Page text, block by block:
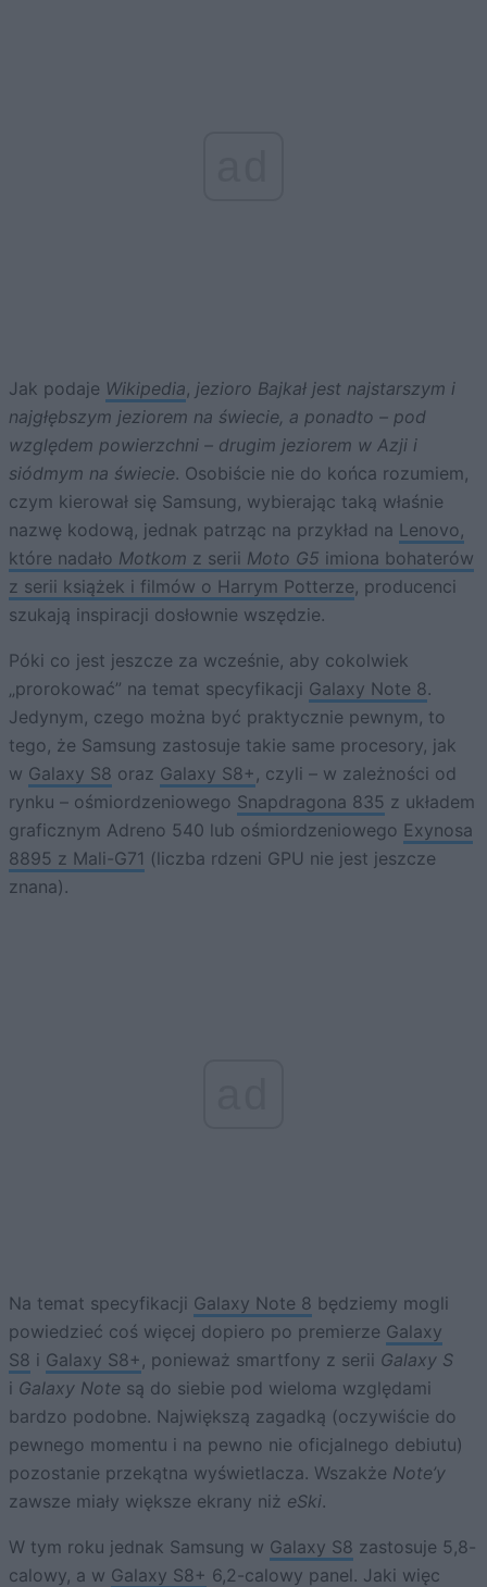
Jak podaje Wikipedia, jezioro Bajkał jest najstarszym i
najgłębszym jeziorem na świecie, a ponadto – pod
względem powierzchni – drugim jeziorem w Azji i
siódmym na świecie. Osobiście nie do końca rozumiem,
czym kierował się Samsung, wybierając taką właśnie
nazwę kodową, jednak patrząc na przykład na Lenovo,
które nadało Motkom z serii Moto G5 imiona bohaterów
z serii książek i filmów o Harrym Potterze, producenci
szukają inspiracji dosłownie wszędzie.
Póki co jest jeszcze za wcześnie, aby cokolwiek
„prorokować” na temat specyfikacji Galaxy Note 8.
Jedynym, czego można być praktycznie pewnym, to
tego, że Samsung zastosuje takie same procesory, jak
w Galaxy S8 oraz Galaxy S8+ , czyli – w zależności od
rynku – ośmiordzeniowego Snapdragona 835 z układem
graficznym Adreno 540 lub ośmiordzeniowego Exynosa
8895 z Mali-G71 (liczba rdzeni GPU nie jest jeszcze
znana).
Na temat specyfikacji Galaxy Note 8 będziemy mogli
powiedzieć coś więcej dopiero po premierze Galaxy
S8 i Galaxy S8+ , ponieważ smartfony z serii Galaxy S
i Galaxy Note są do siebie pod wieloma względami
bardzo podobne. Największą zagadką (oczywiście do
pewnego momentu i na pewno nie oficjalnego debiutu)
pozostanie przekątna wyświetlacza. Wszakże Note’y
zawsze miały większe ekrany niż eSki.
W tym roku jednak Samsung w Galaxy S8 zastosuje 5,8-
calowy, a w Galaxy S8+ 6,2-calowy panel. Jaki więc